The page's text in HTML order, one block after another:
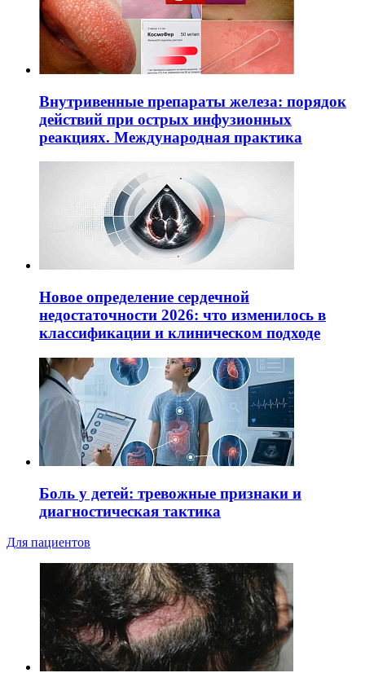
Внутривенные препараты железа: порядок
действий при острых инфузионных
реакциях. Международная практика
Новое определение сердечной
недостаточности 2026: что изменилось в
классификации и клиническом подходе
Боль у детей: тревожные признаки и
диагностическая тактика
Для пациентов